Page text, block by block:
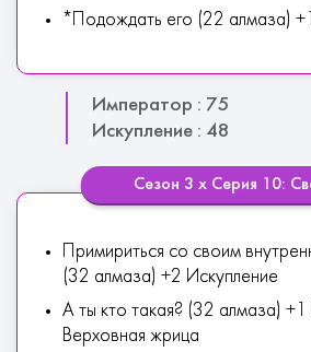
*Подождать его (22 алмаза)
Император : 75
Искупление : 48
Сезон 3 х Серия 10:
Примириться со своим
(32 алмаза) +2 Искупление
А ты кто такая? (32 алмаза)
Верховная жрица